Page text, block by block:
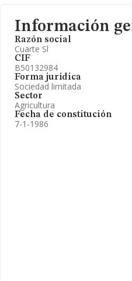
Información
Razón social
Cuarte Sl
CIF
B50132984
Forma jurídica
Sociedad limitada
Sector
Agricultura
Fecha de constitución
7-1-1986